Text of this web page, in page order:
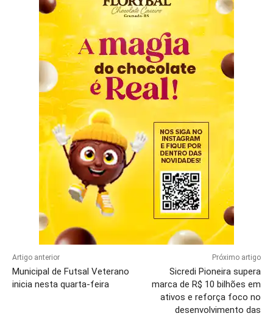
Artigo anterior
Municipal de Futsal Veterano
inicia nesta quarta-feira
Próximo artigo
Sicredi Pioneira supera
marca de R$ 10 bilhões em
ativos e reforça foco no
desenvolvimento das